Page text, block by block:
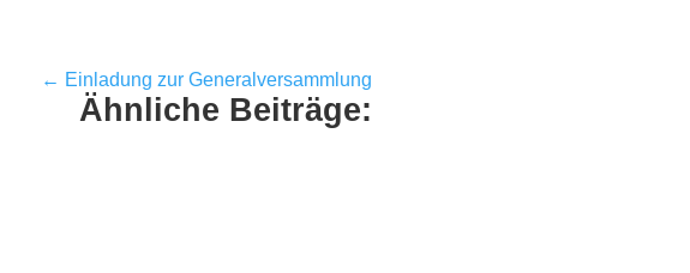
← Einladung zur Generalversammlung
Ähnliche Beiträge: